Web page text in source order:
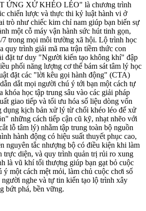
ỨNG XỬ KHÉO LÉO" là chương trình
chiến lược và thực thi kỷ luật hành vi ở
trò như chiếc kim chỉ nam giúp bạn biến sự
một cỗ máy vận hành sức hút tinh gọn,
7 trong mọi môi trường xã hội. Lộ trình học
quy trình giải mã ma trận tiềm thức con
đặt tư duy "Người kiến tạo không khí" đập
phối năng lượng cơ thể bám sát tâm lý học
đặt các "lời kêu gọi hành động" (CTA)
dắt mọi người chú ý tới bạn một cách tự
khóa học tập trung sâu vào các giải pháp
giao tiếp và tối ưu hóa số liệu dòng vốn
dụng kịch bản xử lý từ chối khéo léo để xử
những cách tiếp cận cũ kỹ, nhạt nhẽo với
lỗ tâm lý) nhằm tập trung toàn bộ nguồn
hành động có hiệu suất thuyết phục cao,
nguyên tắc nhượng bộ có điều kiện khi làm
trực diện, và quy trình quản trị rủi ro xung
là vũ khí tối thượng giúp bạn gạt bỏ cuộc
ý một cách mệt mỏi, làm chủ cuộc chơi số
nghe và tự tin kiến tạo lộ trình xây
bứt phá, bền vững.